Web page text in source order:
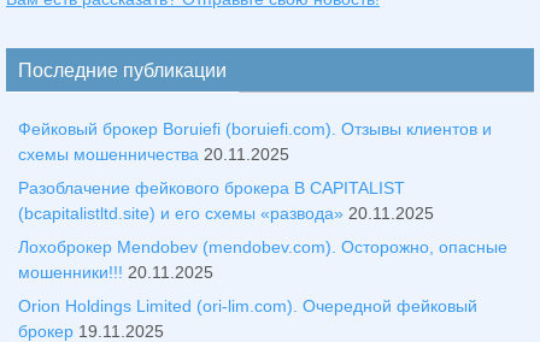
Последние публикации
Фейковый брокер Boruiefi (boruiefi.com). Отзывы клиентов и
схемы мошенничества 20.11.2025
Разоблачение фейкового брокера B CAPITALIST
(bcapitalistltd.site) и его схемы «развода» 20.11.2025
Лохоброкер Mendobev (mendobev.com). Осторожно, опасные
мошенники!!! 20.11.2025
Orion Holdings Limited (ori-lim.com). Очередной фейковый
брокер 19.11.2025